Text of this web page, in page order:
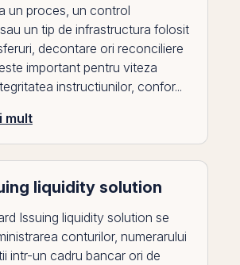
un proces, un control
un tip de infrastructura folosit
decontare ori reconciliere
important pentru viteza
instructiunilor, confor...
mult
liquidity solution
Issuing liquidity solution se
conturilor, numerarului
intr-un cadru bancar ori de